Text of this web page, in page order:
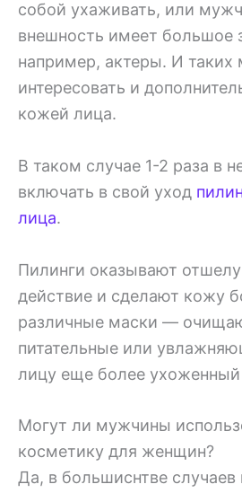
собой ухаживать, или
внешность имеет большое
например, актеры. И
интересовать и
кожей лица.
В таком случае 1-2 раза в
включать в свой уход
лица.
Пилинги оказывают
действие и сделают кожу
различные маски —
питательные или
лицу еще более ухоженный
Могут ли мужчины
косметику для женщин?
Да, в большиснтве